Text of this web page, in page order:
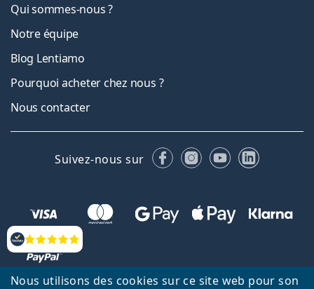
Nous utilisons des cookies sur ce site web pour son
Évaluation
Qui sommes-nous ?
Notre équipe
Blog Lentiamo
Pourquoi acheter chez nous ?
Nous contacter
Suivez-nous sur FacebookInstagram
YouTubeLinkedIn